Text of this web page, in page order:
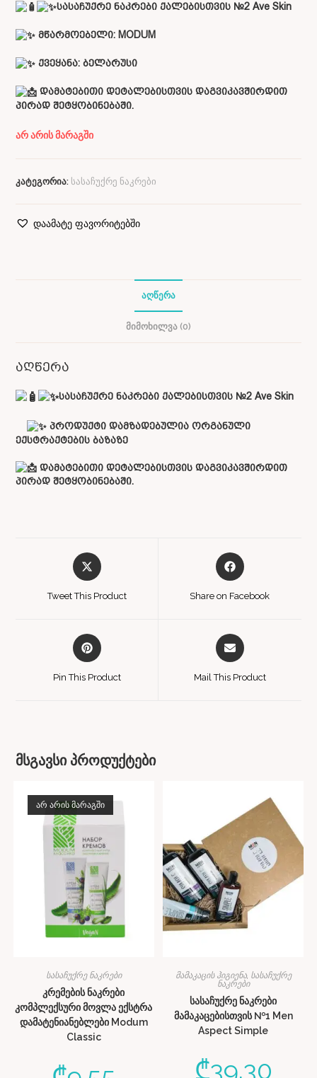
სასაჩუქრე ნაკრები ქალებისთვის №2 Ave Skin
მწარმოებელი: MODUM
ქვეყანა: ბელარუსი
დამატებითი დეტალებისთვის დაგვიკავშირდით
პირად შეტყობინებაში.
არ არის მარაგში
კატეგორია: სასაჩუქრე ნაკრები
დაამატე ფავორიტებში
ᲐᲦᲬᲔᲠᲐ
ᲛᲘᲛᲝᲮᲘᲚᲕᲐ (0)
აღწერა
სასაჩუქრე ნაკრები ქალებისთვის №2 Ave Skin
პროდუქტი დამზადებულია ორგანული
ექსტრაქტების ბაზაზე
დამატებითი დეტალებისთვის დაგვიკავშირდით
პირად შეტყობინებაში.
Tweet This Product Share on Facebook
Pin This Product Mail This Product
მსგავსი პროდუქტები
ᲐᲠ ᲐᲠᲘᲡ ᲛᲐᲠᲐᲒᲨᲘ
სასაჩუქრე ნაკრები
კრემების ნაკრები
კომპლექსური მოვლა ექსტრა
დამატენიანებლები Modum
Classic
მამაკაცის ჰიგიენა, სასაჩუქრე
ნაკრები
სასაჩუქრე ნაკრები
მამაკაცებისთვის №1 Men
Aspect Simple
₾39.30